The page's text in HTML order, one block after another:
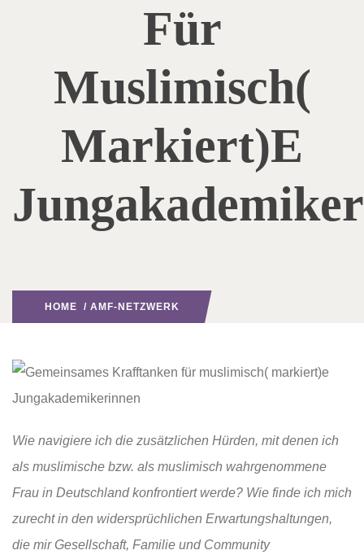
Für
Muslimisch(
Markiert)e
HOME / AMF-NETZWERK
Wie navigiere ich die zusätzlichen Hürden, mit denen ich
als muslimische bzw. als muslimisch wahrgenommene
Frau in Deutschland konfrontiert werde? Wie finde ich mich
zurecht in den widersprüchlichen Erwartungshaltungen,
die mir Gesellschaft, Familie und Community